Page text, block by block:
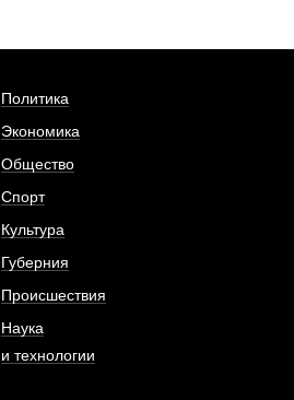
Политика
Экономика
Общество
Спорт
Культура
Губерния
Происшествия
Наука
и технологии